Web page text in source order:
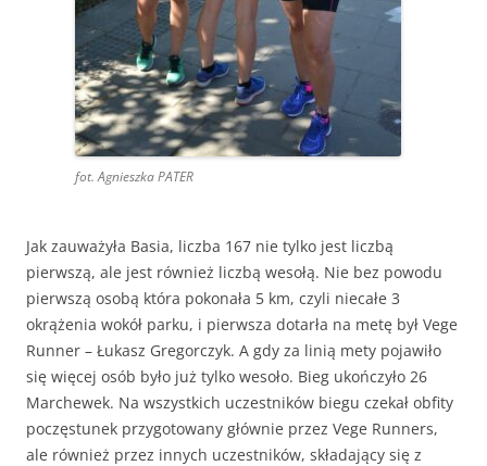
fot. Agnieszka PATER
Jak zauważyła Basia, liczba 167 nie tylko jest liczbą
pierwszą, ale jest również liczbą wesołą. Nie bez powodu
pierwszą osobą która pokonała 5 km, czyli niecałe 3
okrążenia wokół parku, i pierwsza dotarła na metę był Vege
Runner – Łukasz Gregorczyk. A gdy za linią mety pojawiło
się więcej osób było już tylko wesoło. Bieg ukończyło 26
Marchewek. Na wszystkich uczestników biegu czekał obfity
poczęstunek przygotowany głównie przez Vege Runners,
ale również przez innych uczestników, składający się z